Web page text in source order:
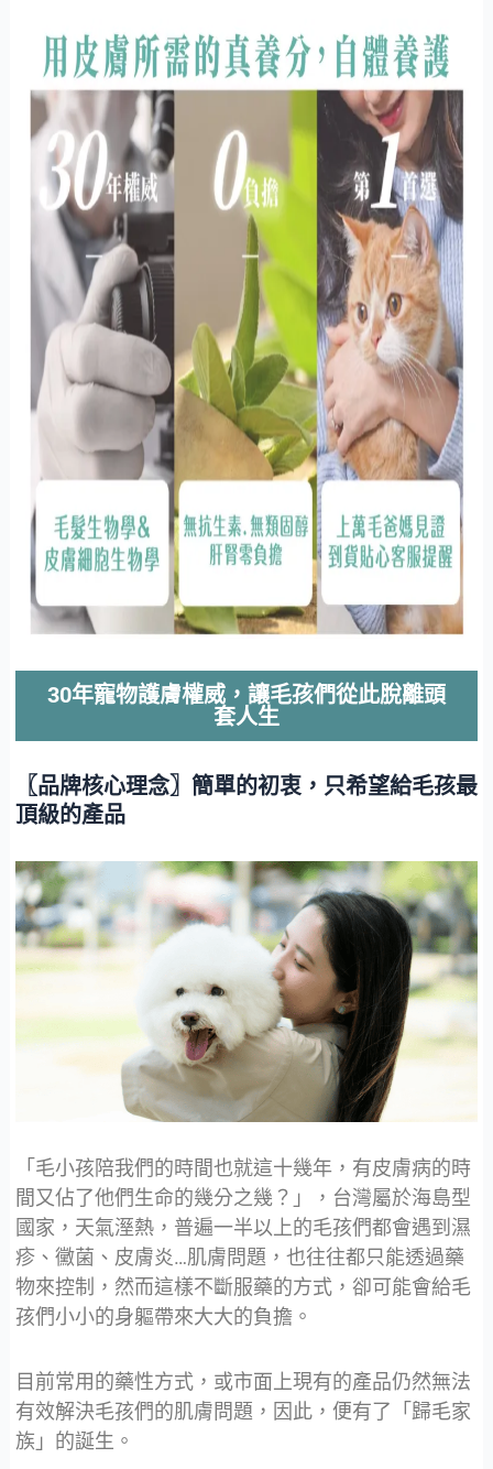
30年寵物護膚權威，讓毛孩們從此脫離頭
套人生
〖品牌核心理念〗簡單的初衷，只希望給毛孩最
頂級的產品
「毛小孩陪我們的時間也就這十幾年，有皮膚病的時
間又佔了他們生命的幾分之幾？」，台灣屬於海島型
國家，天氣溼熱，普遍一半以上的毛孩們都會遇到濕
疹、黴菌、皮膚炎…肌膚問題，也往往都只能透過藥
物來控制，然而這樣不斷服藥的方式，卻可能會給毛
孩們小小的身軀帶來大大的負擔。
目前常用的藥性方式，或市面上現有的產品仍然無法
有效解決毛孩們的肌膚問題，因此，便有了「歸毛家
族」的誕生。